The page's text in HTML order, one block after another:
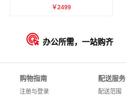
￥2499
 办公所需，一站购齐
购物指南
注册与登录
配送服务
配送范围